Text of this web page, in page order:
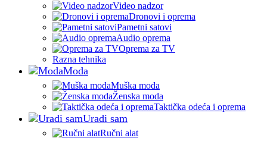
Video nadzor
Dronovi i oprema
Pametni satovi
Audio oprema
Oprema za TV
Razna tehnika
Moda
Muška moda
Ženska moda
Taktička odeća i oprema
Uradi sam
Ručni alat